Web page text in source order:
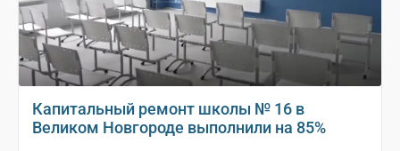
Капитальный ремонт школы № 16 в
Великом Новгороде выполнили на 85%